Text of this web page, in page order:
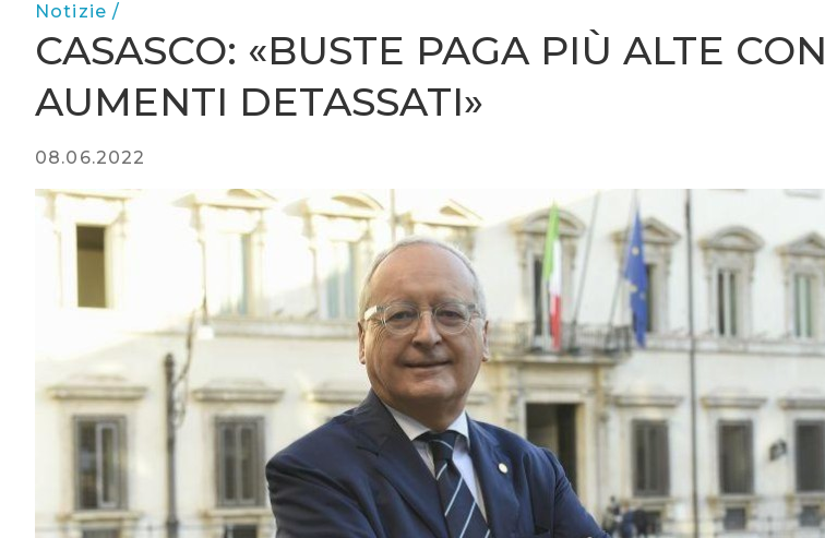
Notizie /
CASASCO: «BUSTE PAGA PIÙ ALTE CON
AUMENTI DETASSATI»
08.06.2022